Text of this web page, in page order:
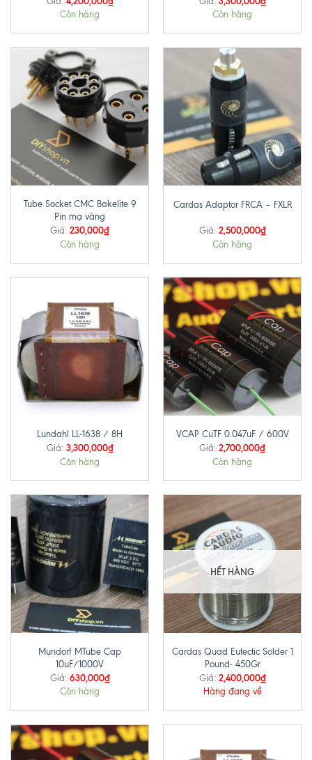
Còn hàng Còn hàng
Tube Socket CMC Bakelite 9
Pin mạ vàng
Giá: 230,000₫
Còn hàng
Cardas Adaptor FRCA – FXLR
Giá: 2,500,000₫
Còn hàng
Lundahl LL-1638 / 8H
Giá: 3,300,000₫
Còn hàng
VCAP CuTF 0.047uF / 600V
Giá: 2,700,000₫
Còn hàng
Mundorf MTube Cap
10uF/1000V
Giá: 630,000₫
Còn hàng
HẾT HÀNG
Cardas Quad Eutectic Solder 1
Pound- 450Gr
Giá: 2,400,000₫
Hàng đang về